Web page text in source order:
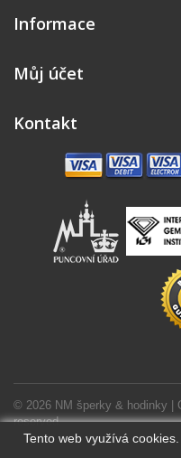
Informace
© 2026 NM šperky & hodinky |
reserved.
Můj účet
Kontakt
Tento web využívá